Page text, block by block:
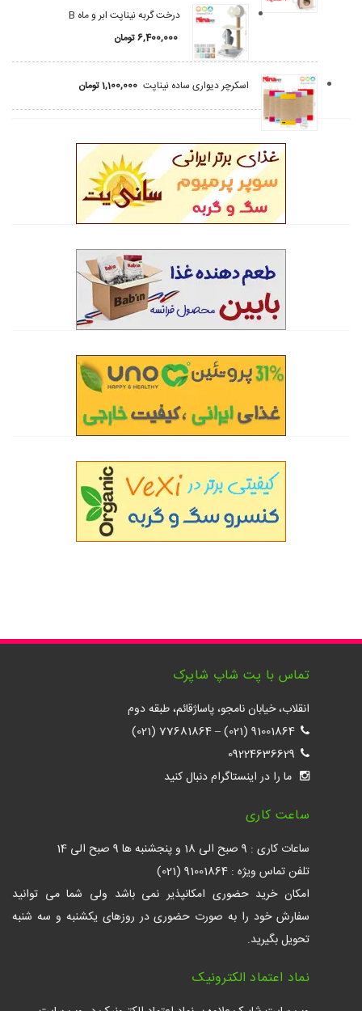
درخت گربه نیناپت ابر و ماه B
6,400,000تومان
اسکرچر دیواری ساده نیناپت 1,100,000تومان
تماس با پت شاپ شاپرک
انقلاب، خیابان نامجو، پاساژقائم، طبقه دوم
91001864 (021)
–
77681864 (021)
09224636629
ما را در اینستاگرام دنبال کنید
ساعت کاری
ساعات کاری : 9 صبح الی 18 و پنجشنبه ها 9 صبح الی 14
تلفن تماس ویژه : 91001864 (021)
امکان خرید حضوری امکانپذیر نمی باشد ولی شما می توانید
سفارش خود را به صورت حضوری در روزهای یکشنبه و سه شنبه
تحویل بگیرید.
نماد اعتماد الکترونیک